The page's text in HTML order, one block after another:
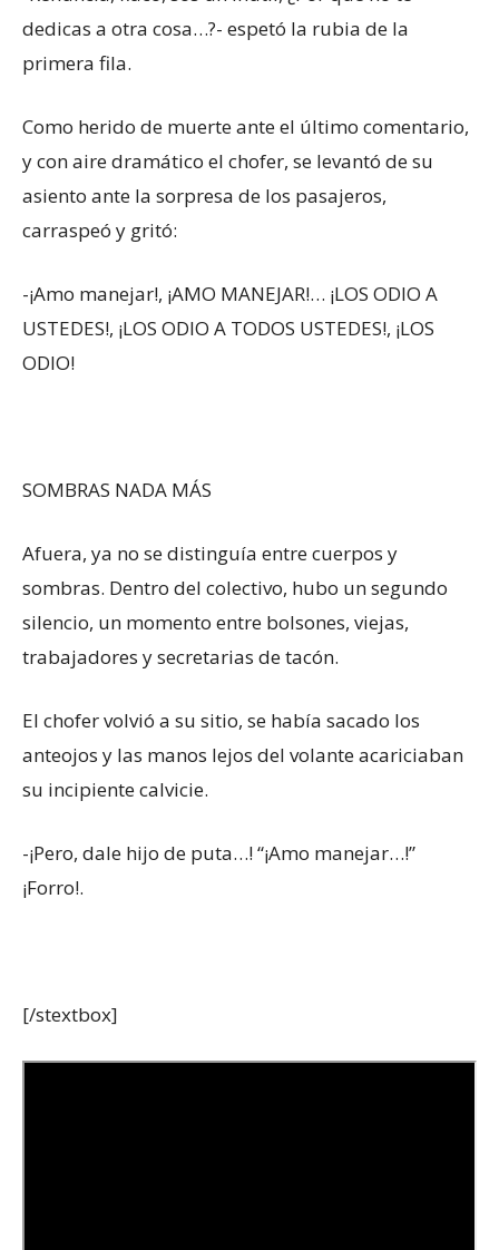
dedicas a otra cosa…?- espetó la rubia de la
primera fila.
Como herido de muerte ante el último comentario,
y con aire dramático el chofer, se levantó de su
asiento ante la sorpresa de los pasajeros,
carraspeó y gritó:
-¡Amo manejar!, ¡AMO MANEJAR!… ¡LOS ODIO A
USTEDES!, ¡LOS ODIO A TODOS USTEDES!, ¡LOS
ODIO!
SOMBRAS NADA MÁS
Afuera, ya no se distinguía entre cuerpos y
sombras. Dentro del colectivo, hubo un segundo
silencio, un momento entre bolsones, viejas,
trabajadores y secretarias de tacón.
El chofer volvió a su sitio, se había sacado los
anteojos y las manos lejos del volante acariciaban
su incipiente calvicie.
-¡Pero, dale hijo de puta…! “¡Amo manejar…!”
¡Forro!.
[/stextbox]